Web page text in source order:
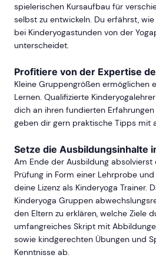
spielerischen Kursaufbau für
selbst zu entwickeln. Du erfährst,
bei Kinderyogastunden von der
unterscheidet.
Profitiere von der Expertise
Kleine Gruppengrößen ermöglichen
Lernen. Qualifizierte
dich an ihren fundierten
geben dir gern praktische Tipps mit
Setze die Ausbildungsinhalte
Am Ende der Ausbildung
Prüfung in Form einer Lehrprobe
deine Lizenz als Kinderyoga Trainer.
Kinderyoga Gruppen
den Eltern zu erklären, welche Ziele
umfangreiches Skript mit
sowie kindgerechten Übungen und
Kenntnisse ab.